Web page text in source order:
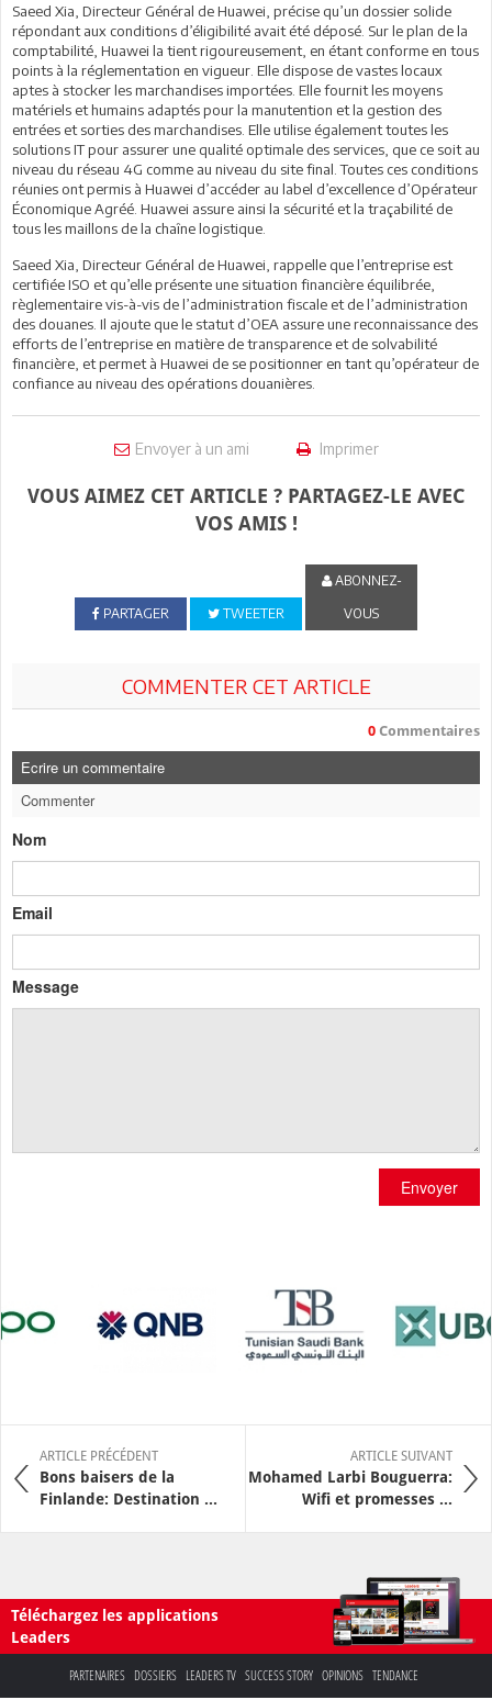
Saeed Xia, Directeur Général de Huawei, précise qu’un dossier solide
répondant aux conditions d’éligibilité avait été déposé. Sur le plan de la
comptabilité, Huawei la tient rigoureusement, en étant conforme en tous
points à la réglementation en vigueur. Elle dispose de vastes locaux
aptes à stocker les marchandises importées. Elle fournit les moyens
matériels et humains adaptés pour la manutention et la gestion des
entrées et sorties des marchandises. Elle utilise également toutes les
solutions IT pour assurer une qualité optimale des services, que ce soit au
niveau du réseau 4G comme au niveau du site final. Toutes ces conditions
réunies ont permis à Huawei d’accéder au label d’excellence d’Opérateur
Économique Agréé. Huawei assure ainsi la sécurité et la traçabilité de
tous les maillons de la chaîne logistique.
Saeed Xia, Directeur Général de Huawei, rappelle que l’entreprise est
certifiée ISO et qu’elle présente une situation financière équilibrée,
règlementaire vis-à-vis de l’administration fiscale et de l’administration
des douanes. Il ajoute que le statut d’OEA assure une reconnaissance des
efforts de l’entreprise en matière de transparence et de solvabilité
financière, et permet à Huawei de se positionner en tant qu’opérateur de
confiance au niveau des opérations douanières.
Envoyer à un ami Imprimer
VOUS AIMEZ CET ARTICLE ? PARTAGEZ-LE AVEC
VOS AMIS !
PARTAGER TWEETER
ABONNEZ-
VOUS
COMMENTER CET ARTICLE
0 Commentaires
Ecrire un commentaire
Commenter
Nom
Email
Message
Envoyer
ARTICLE PRÉCÉDENT
Bons baisers de la
Finlande: Destination ...
ARTICLE SUIVANT
Mohamed Larbi Bouguerra:
Wifi et promesses ...
Téléchargez les applications
Leaders
PARTENAIRES DOSSIERS LEADERS TV SUCCESS STORY OPINIONS TENDANCE